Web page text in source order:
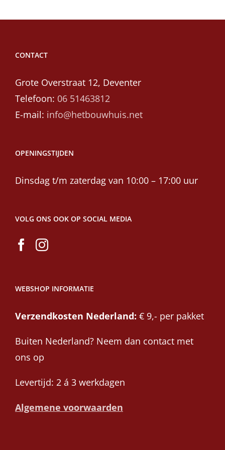
CONTACT
Grote Overstraat 12, Deventer
Telefoon: 06 51463812
E-mail: info@hetbouwhuis.net
OPENINGSTIJDEN
Dinsdag t/m zaterdag van 10:00 – 17:00 uur
VOLG ONS OOK OP SOCIAL MEDIA
WEBSHOP INFORMATIE
Verzendkosten Nederland: € 9,- per pakket
Buiten Nederland? Neem dan contact met
ons op
Levertijd: 2 á 3 werkdagen
Algemene voorwaarden